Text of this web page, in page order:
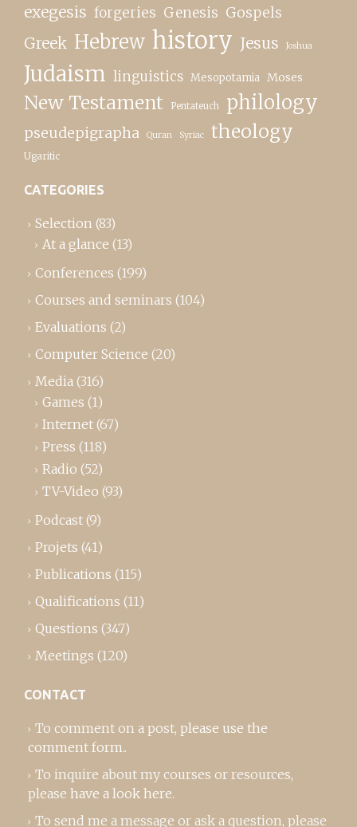
exegesis forgeries Genesis Gospels
Greek Hebrew history Jesus Joshua
Judaism linguistics Mesopotamia Moses
New Testament Pentateuch philology
pseudepigrapha Quran Syriac theology
Ugaritic
CATEGORIES
Selection (83)
At a glance (13)
Conferences (199)
Courses and seminars (104)
Evaluations (2)
Computer Science (20)
Media (316)
Games (1)
Internet (67)
Press (118)
Radio (52)
TV-Video (93)
Podcast (9)
Projets (41)
Publications (115)
Qualifications (11)
Questions (347)
Meetings (120)
CONTACT
To comment on a post, please use the
comment form..
To inquire about my courses or resources,
please have a look here.
To send me a message or ask a question, please